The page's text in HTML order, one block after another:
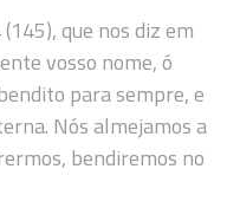
que nos diz em
vosso nome, ó
para sempre, e
Nós almejamos a
bendiremos no